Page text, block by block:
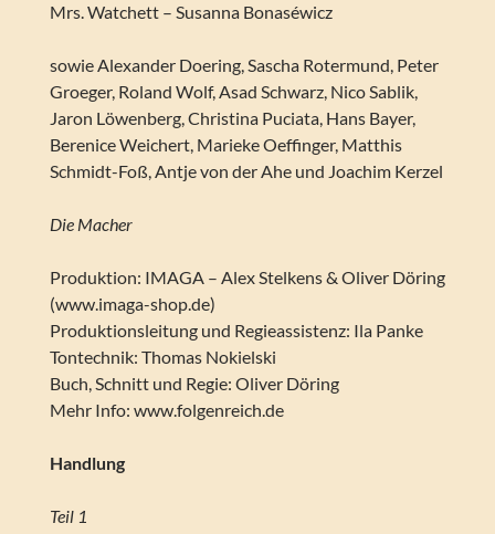
Mrs. Watchett – Susanna Bonaséwicz
sowie Alexander Doering, Sascha Rotermund, Peter
Groeger, Roland Wolf, Asad Schwarz, Nico Sablik,
Jaron Löwenberg, Christina Puciata, Hans Bayer,
Berenice Weichert, Marieke Oeffinger, Matthis
Schmidt-Foß, Antje von der Ahe und Joachim Kerzel
Die Macher
Produktion: IMAGA – Alex Stelkens & Oliver Döring
(www.imaga-shop.de)
Produktionsleitung und Regieassistenz: Ila Panke
Tontechnik: Thomas Nokielski
Buch, Schnitt und Regie: Oliver Döring
Mehr Info: www.folgenreich.de
Handlung
Teil 1